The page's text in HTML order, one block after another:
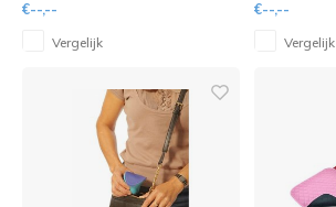
€--,--
Vergelijk
€--,--
Vergelijk